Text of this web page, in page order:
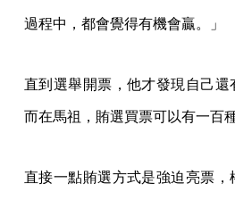
過程中，都會覺得有機會贏。」
直到選舉開票，他才發現自己還
而在馬祖，賄選買票可以有一百
直接一點賄選方式是強迫亮票